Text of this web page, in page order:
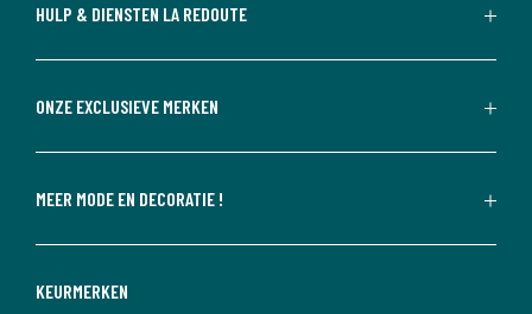
HULP & DIENSTEN LA REDOUTE
ONZE EXCLUSIEVE MERKEN
MEER MODE EN DECORATIE !
KEURMERKEN